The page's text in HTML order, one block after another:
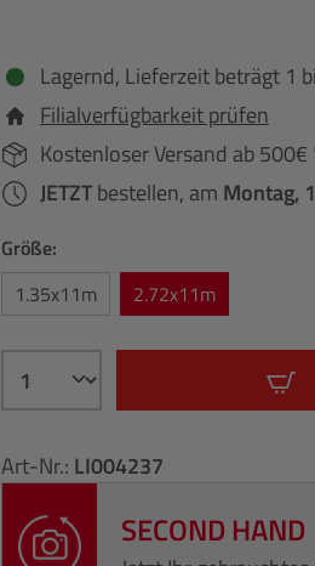
Lagernd, Lieferzeit beträgt 1
Filialverfügbarkeit prüfen
Kostenloser Versand ab 500€
JETZTbestellen, am Montag,
Größe:
1.35x11m
2.72x11m
Art-Nr.: LI004237
SECOND HAND